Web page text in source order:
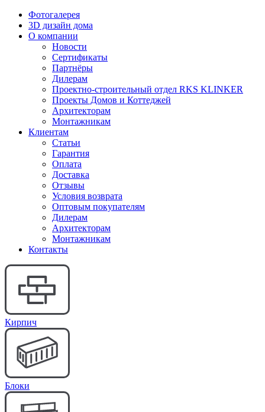
Фотогалерея
3D дизайн дома
О компании
Новости
Сертификаты
Партнёры
Дилерам
Проектно-строительный отдел RKS KLINKER
Проекты Домов и Коттеджей
Архитекторам
Монтажникам
Клиентам
Статьи
Гарантия
Оплата
Доставка
Отзывы
Условия возврата
Оптовым покупателям
Дилерам
Архитекторам
Монтажникам
Контакты
Кирпич
Блоки